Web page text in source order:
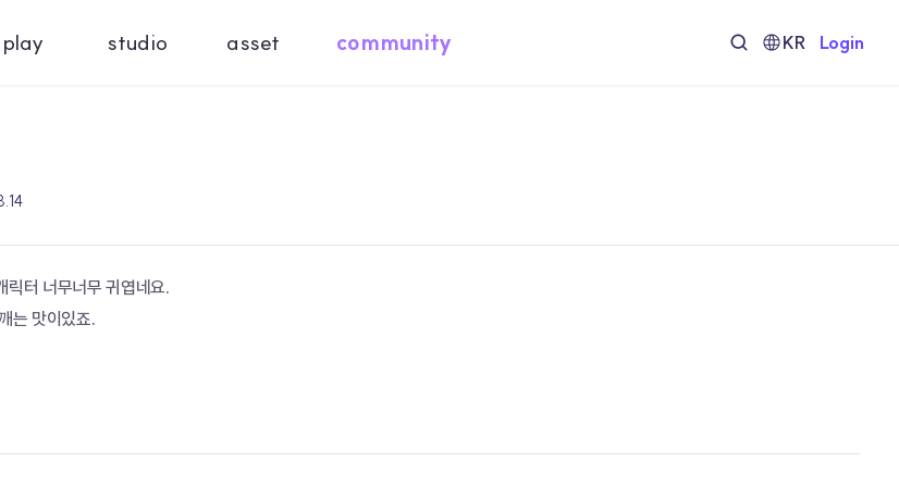
play studio asset community KR Login
릭터 너무너무 귀엽네요.
는 맛이있죠.